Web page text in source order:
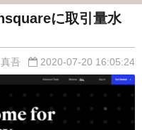
に取引量水
吾 2020-07-20 16:05:24